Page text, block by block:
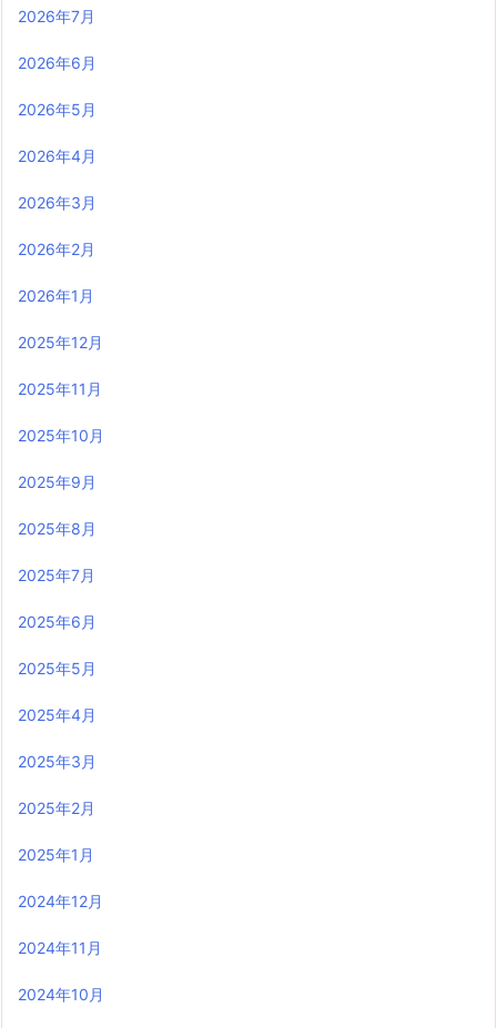
2026年7月
2026年6月
2026年5月
2026年4月
2026年3月
2026年2月
2026年1月
2025年12月
2025年11月
2025年10月
2025年9月
2025年8月
2025年7月
2025年6月
2025年5月
2025年4月
2025年3月
2025年2月
2025年1月
2024年12月
2024年11月
2024年10月